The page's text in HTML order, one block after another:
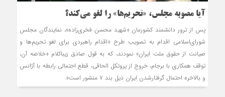
آیا مصوبه مجلس، «تحریم‌ها» را لغو می‌کند؟
پس از ترور دانشمند کشورمان «شهید محسن فخری‌زاده»، نمایندگان مجلس
شورای‌اسلامی اقدام به تصویب طرح «اقدام راهبردی برای لغو تحریم‌ها و
صیانت از حقوق ملت ایران» نمودند، که به قول صادق زیباکلام «خلاصه‌ آن،
توقف همکاری با برجام، خروج از پروتکل الحاقی، قطع احتمالی رابطه با آژانس
و بالاخره احتمال گرفتارشدن ایران ذیل بند ۷ منشور است».